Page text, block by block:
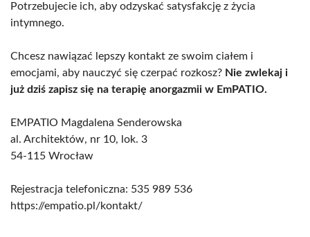
Potrzebujecie ich, aby odzyskać satysfakcję z życia
intymnego.
Chcesz nawiązać lepszy kontakt ze swoim ciałem i
emocjami, aby nauczyć się czerpać rozkosz? Nie zwlekaj i
już dziś zapisz się na terapię anorgazmii w EmPATIO.
EMPATIO Magdalena Senderowska
al. Architektów, nr 10, lok. 3
54-115 Wrocław
Rejestracja telefoniczna: 535 989 536
https://empatio.pl/kontakt/